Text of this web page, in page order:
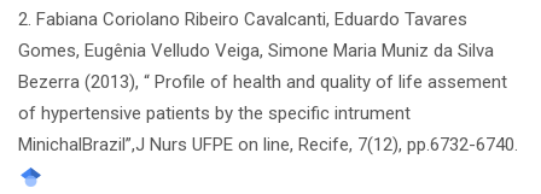
2. Fabiana Coriolano Ribeiro Cavalcanti, Eduardo Tavares
Gomes, Eugênia Velludo Veiga, Simone Maria Muniz da Silva
Bezerra (2013), “ Profile of health and quality of life assement
of hypertensive patients by the specific intrument
MinichalBrazil”,J Nurs UFPE on line, Recife, 7(12), pp.6732-6740.